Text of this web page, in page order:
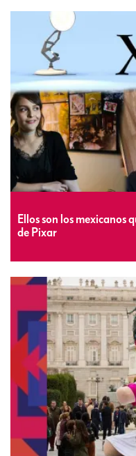
Ellos son los mexicanos
de Pixar